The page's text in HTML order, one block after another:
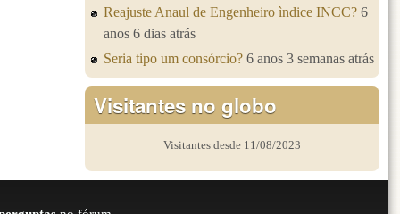
Reajuste Anaul de Engenheiro ìndice INCC? 6
anos 6 dias atrás
Seria tipo um consórcio? 6 anos 3 semanas atrás
Visitantes no globo
Visitantes desde 11/08/2023